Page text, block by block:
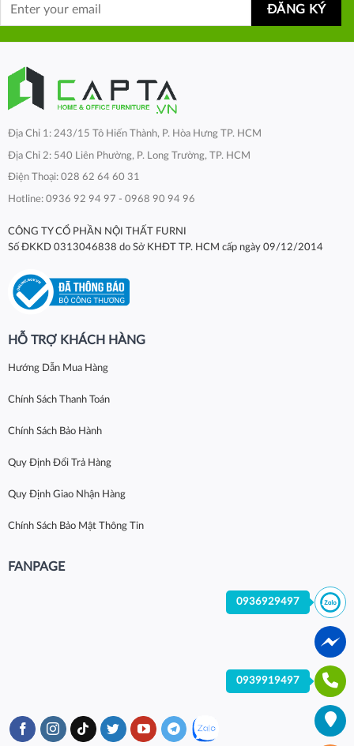
Địa Chỉ 1: 243/15 Tô Hiến Thành, P. Hòa Hưng TP. HCM
Địa Chỉ 2: 540 Liên Phường, P. Long Trường, TP. HCM
Điện Thoại: 028 62 64 60 31
Hotline: 0936 92 94 97 - 0968 90 94 96
CÔNG TY CỔ PHẦN NỘI THẤT FURNI
Số ĐKKD 0313046838 do Sở KHĐT TP. HCM cấp ngày 09/12/2014
HỖ TRỢ KHÁCH HÀNG
Hướng Dẫn Mua Hàng
Chính Sách Thanh Toán
Chính Sách Bảo Hành
Quy Định Đổi Trả Hàng
Quy Định Giao Nhận Hàng
Chính Sách Bảo Mật Thông Tin
FANPAGE
0936929497
0939919497